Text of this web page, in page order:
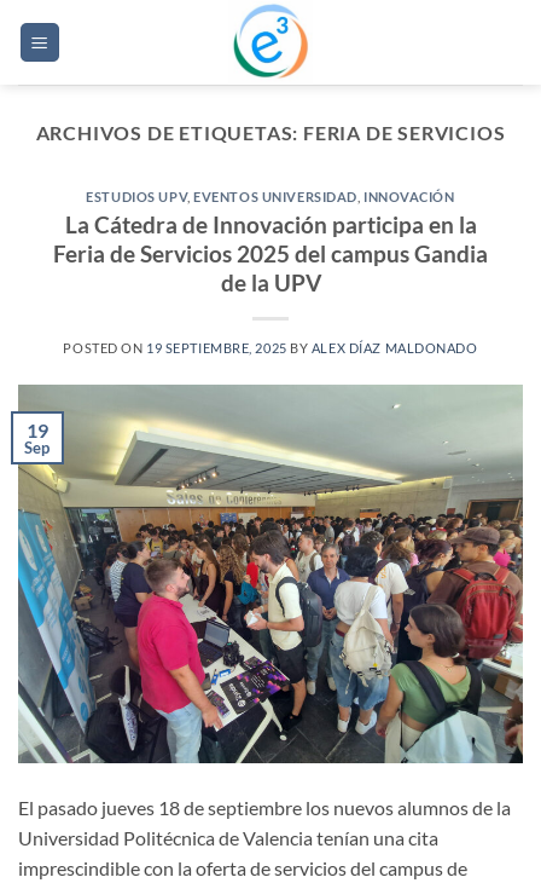
ARCHIVOS DE ETIQUETAS: FERIA DE SERVICIOS
ESTUDIOS UPV,EVENTOS UNIVERSIDAD INNOVACIÓN
La Cátedra de Innovación participa en la
Feria de Servicios 2025 del campus Gandia
de la UPV
POSTED ON 19 SEPTIEMBRE, 2025 BY ALEX DÍAZ MALDONADO
19
Sep
El pasado jueves 18 de septiembre los nuevos alumnos de la
Universidad Politécnica de Valencia tenían una cita
imprescindible con la oferta de servicios del campus de